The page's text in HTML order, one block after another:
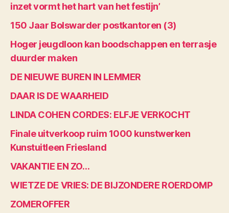
inzet vormt het hart van het festijn’
150 Jaar Bolswarder postkantoren (3)
Hoger jeugdloon kan boodschappen en terrasje
duurder maken
DE NIEUWE BUREN IN LEMMER
DAAR IS DE WAARHEID
LINDA COHEN CORDES: ELFJE VERKOCHT
Finale uitverkoop ruim 1000 kunstwerken
Kunstuitleen Friesland
VAKANTIE EN ZO…
WIETZE DE VRIES: DE BIJZONDERE ROERDOMP
ZOMEROFFER